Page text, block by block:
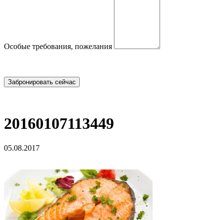
Особые требования, пожелания
20160107113449
05.08.2017